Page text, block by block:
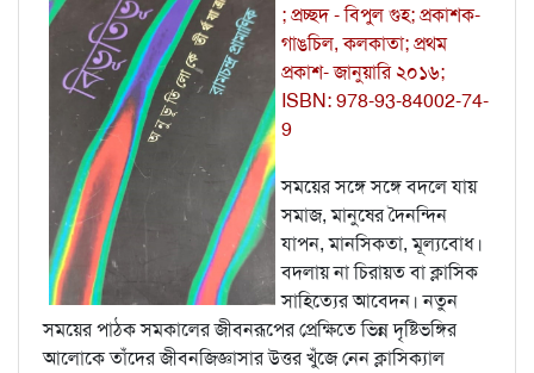
; প্রচ্ছদ - বিপুল গুহ; প্রকাশক-
গাঙচিল, কলকাতা; প্রথম
প্রকাশ- জানুয়ারি ২০১৬;
ISBN: 978-93-84002-74-
9
সময়ের সঙ্গে সঙ্গে বদলে যায়
সমাজ, মানুষের দৈনন্দিন
যাপন, মানসিকতা, মূল্যবোধ।
বদলায় না চিরায়ত বা ক্লাসিক
সাহিত্যের আবেদন। নতুন
সময়ের পাঠক সমকালের জীবনরূপের প্রেক্ষিতে ভিন্ন দৃষ্টিভঙ্গির
আলোকে তাঁদের জীবনজিজ্ঞাসার উত্তর খুঁজে নেন ক্লাসিক্যাল